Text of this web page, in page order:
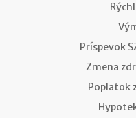
Príspevok
Zmena
Poplatok